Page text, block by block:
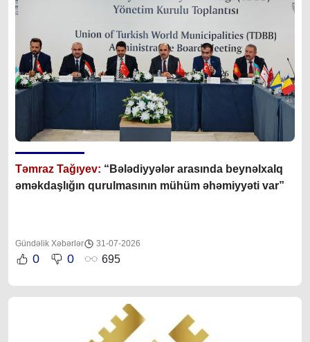
Təmraz Tağıyev: “Bələdiyyələr arasında beynəlxalq
əməkdaşlığın qurulmasının mühüm əhəmiyyəti var”
Gündəlik Xəbərlər 31-07-2026
0 0 695